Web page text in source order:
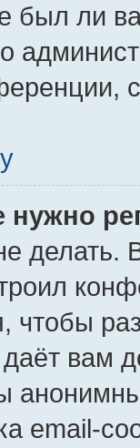
был ли
делать.
чтобы
вам
email-